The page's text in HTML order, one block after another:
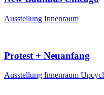
Ausstellung Innenraum
Protest + Neuanfang
Ausstellung Innenraum